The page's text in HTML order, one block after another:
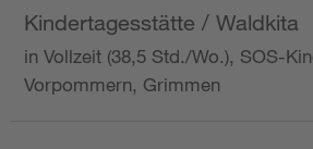
Kindertagesstätte / Waldkita
in Vollzeit (38,5 Std./Wo.), SOS-
Vorpommern, Grimmen